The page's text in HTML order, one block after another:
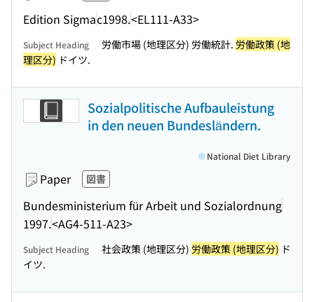
Edition Sigmac1998.<EL111-A33>
Subject Heading 労働市場 (地理区分) 労働統計. 労働政策 (地
理区分) ドイツ.
Sozialpolitische Aufbauleistung
in den neuen Bundesländern.
Paper 図書
Bundesministerium für Arbeit und Sozialordnung
1997.<AG4-511-A23>
National Diet Library
Subject Heading 社会政策 (地理区分) 労働政策 (地理区分) ド
イツ.